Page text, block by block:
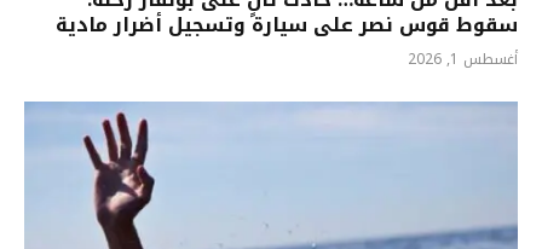
سقوط قوس نصر على سيارة وتسجيل أضرار مادية
أغسطس 1, 2026